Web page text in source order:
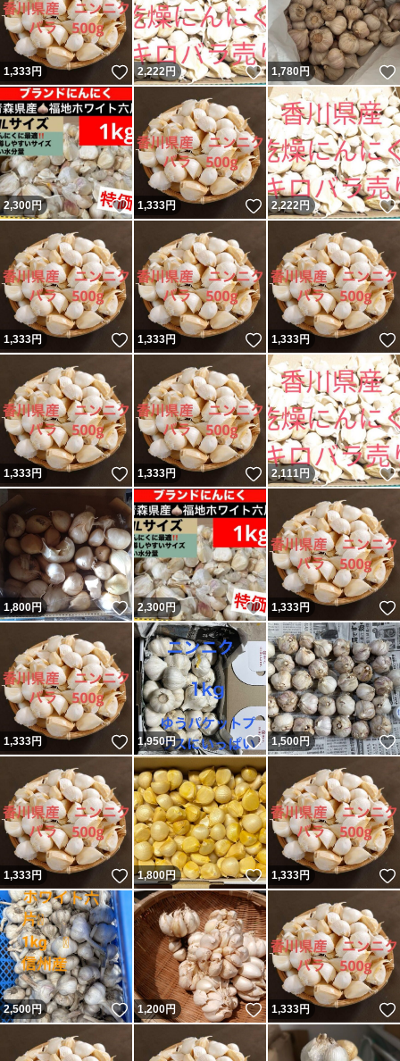
1,333円 いいね！
2,222円 いいね！
1,780円
2,300円 いいね！
1,333円 いいね！
2,222円
1,333円 いいね！
1,333円 いいね！
1,333円
1,333円 いいね！
1,333円 いいね！
2,111円
1,800円 いいね！
2,300円 いいね！
1,333円
1,333円 いいね！
1,950円 いいね！
1,500円
1,333円 いいね！
1,800円 いいね！
1,333円
2,500円 いいね！
1,200円 いいね！
1,333円